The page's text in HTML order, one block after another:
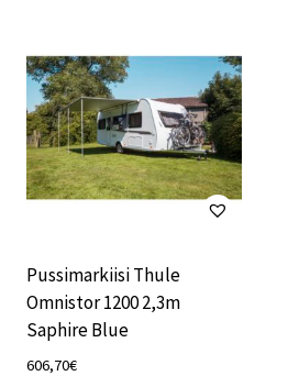
Pussimarkiisi Thule
Omnistor 1200 2,3m
Saphire Blue
606,70€